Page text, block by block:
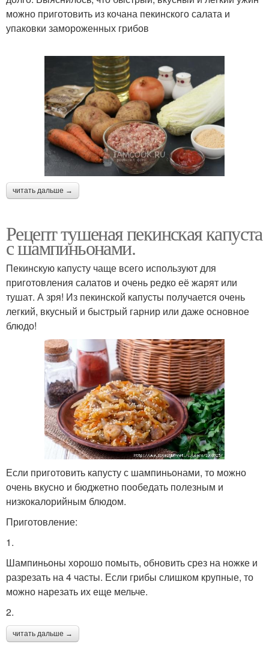
можно приготовить из кочана пекинского салата и
упаковки замороженных грибов
читать дальше →
Рецепт тушеная пекинская капуста
с шампиньонами.
Пекинскую капусту чаще всего используют для
приготовления салатов и очень редко её жарят или
тушат. А зря! Из пекинской капусты получается очень
легкий, вкусный и быстрый гарнир или даже основное
блюдо!
Если приготовить капусту с шампиньонами, то можно
очень вкусно и бюджетно пообедать полезным и
низкокалорийным блюдом.
Приготовление:
1.
Шампиньоны хорошо помыть, обновить срез на ножке и
разрезать на 4 часты. Если грибы слишком крупные, то
можно нарезать их еще мельче.
2.
читать дальше →